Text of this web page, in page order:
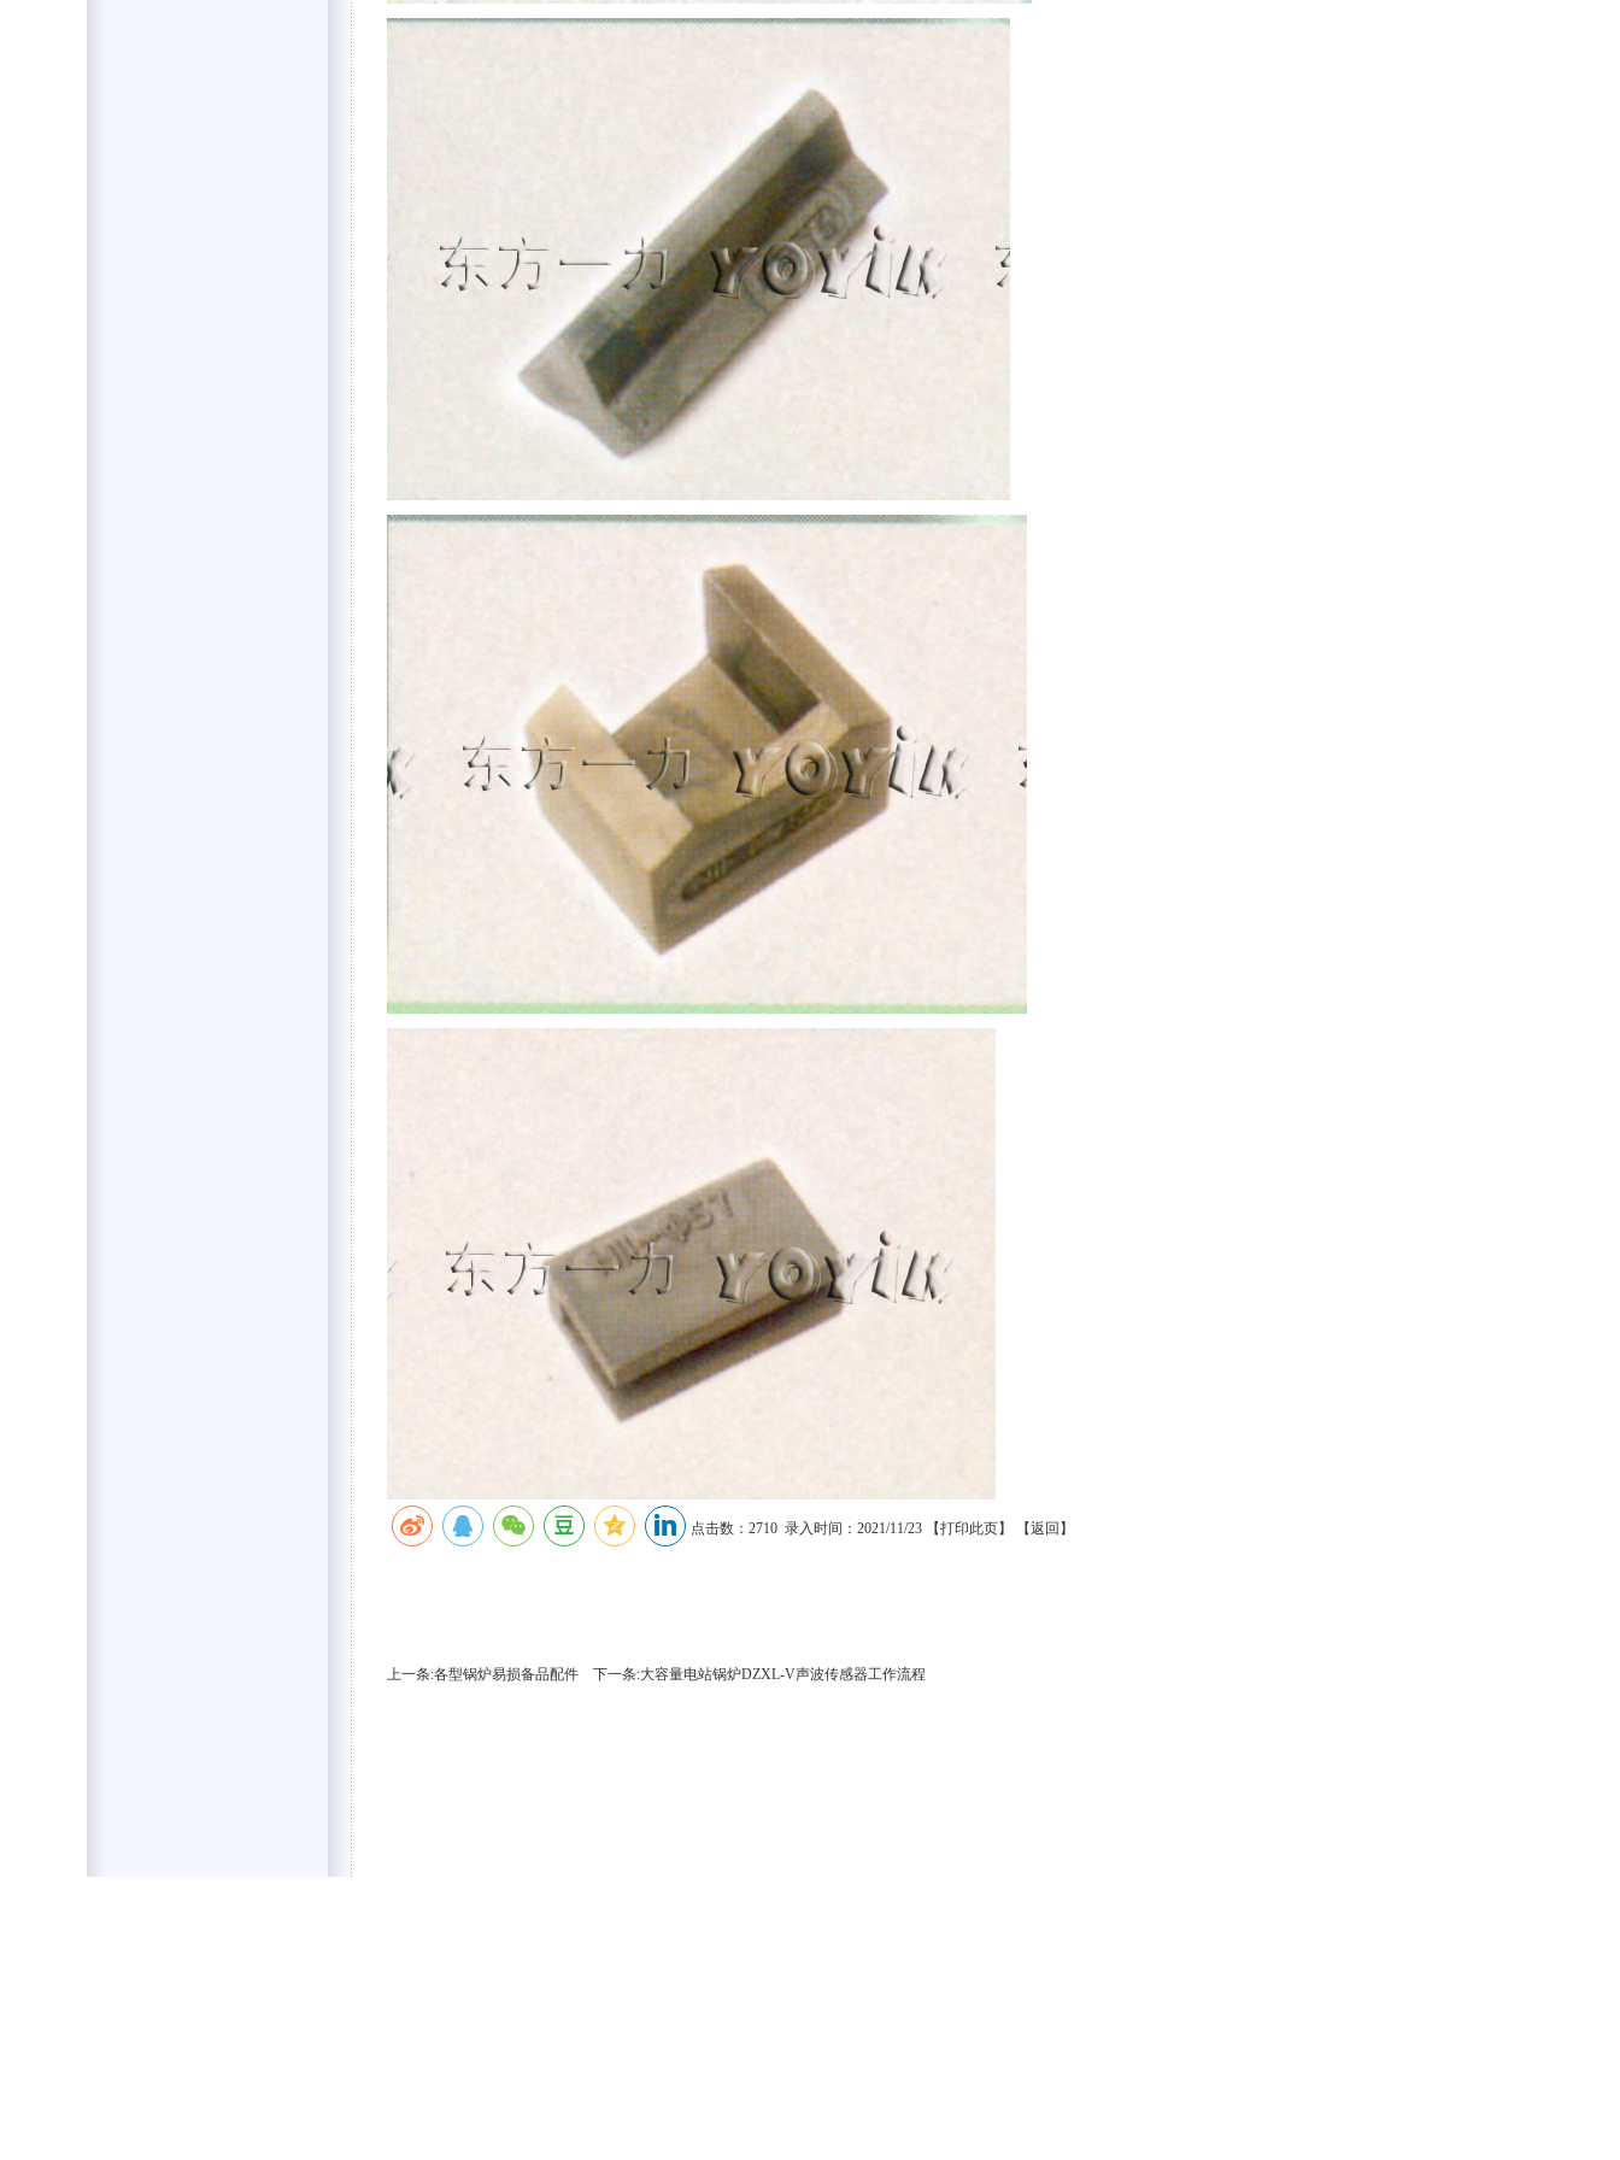
点击数：2710 录入时间：2021/11/23 【打印此页】 【返回 】
上一条:各型锅炉易损备品配件 下一条:大容量电站锅炉DZXL-V声波传感器工作流程